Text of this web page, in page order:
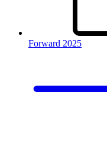
Forward 2025